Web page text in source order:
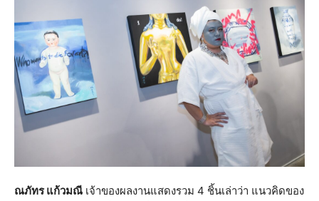
ณภัทร แก้วมณี เจ้าของผลงานแสดงรวม 4 ชิ้นเล่าว่า แนวคิดของ